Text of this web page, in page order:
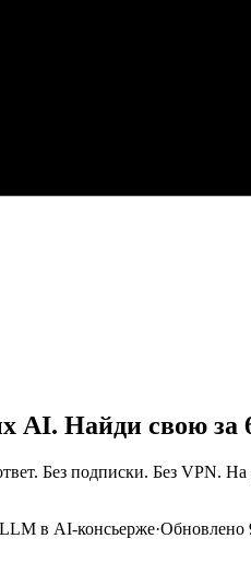
AI. Найди свою за
Без подписки. Без VPN. На
в AI-консьерже·Обновлено